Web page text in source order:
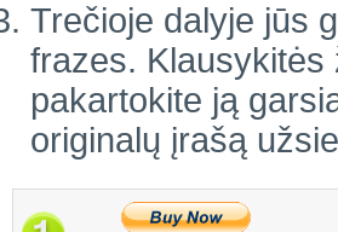
Trečioje dalyje jūs
frazes. Klausykitės
pakartokite ją
originalų įrašą